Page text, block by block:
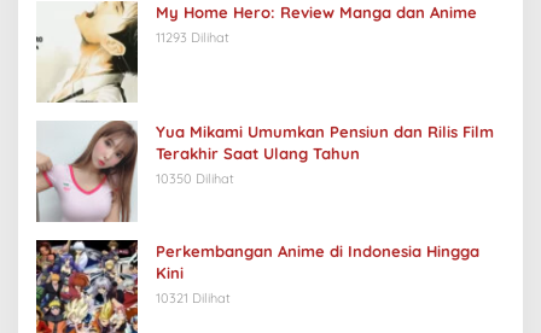
My Home Hero: Review Manga dan Anime
11293 Dilihat
Yua Mikami Umumkan Pensiun dan Rilis Film
Terakhir Saat Ulang Tahun
10350 Dilihat
Perkembangan Anime di Indonesia Hingga
Kini
10321 Dilihat